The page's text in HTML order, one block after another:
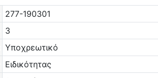
277-190301
3
Υποχρεωτικό
Ειδικότητας